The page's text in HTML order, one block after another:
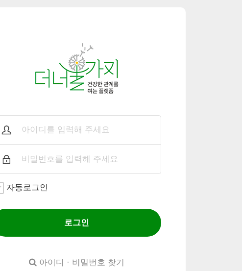
자동로그인
로그인
아이디 · 비밀번호 찾기